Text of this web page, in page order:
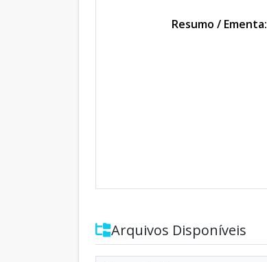
Resumo / Ementa:
Arquivos Disponíveis